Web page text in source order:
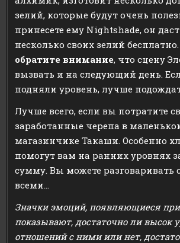
зелий, которые будут очень
принесете ему Nightshade, он
несколько своих зелий
обратите внимание, что сцену
вызвать и на следующий день.
подняли уровень, лучше
Лучше всего, если вы потратите
заработанные черепа в
магазинчике Такаши. Особенно
помогут вам на ранних уровнях
сумму. Вы можете разговаривать
всеми…
Значки эмоций, появляющиеся при
показывают, достаточно ли высок
отношений с ними или нет,